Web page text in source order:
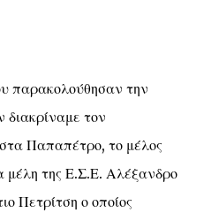
παρακολούθησαν την
τον
Παπαπέτρο, το μέλος
της Ε.Σ.Ε. Αλέξανδρο
Πετρίτση ο οποίος